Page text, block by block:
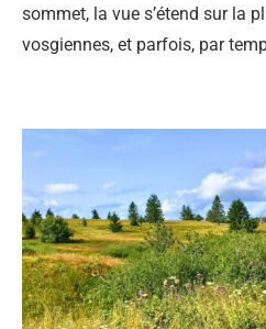
sommet, la vue s’étend sur la
vosgiennes, et parfois, par